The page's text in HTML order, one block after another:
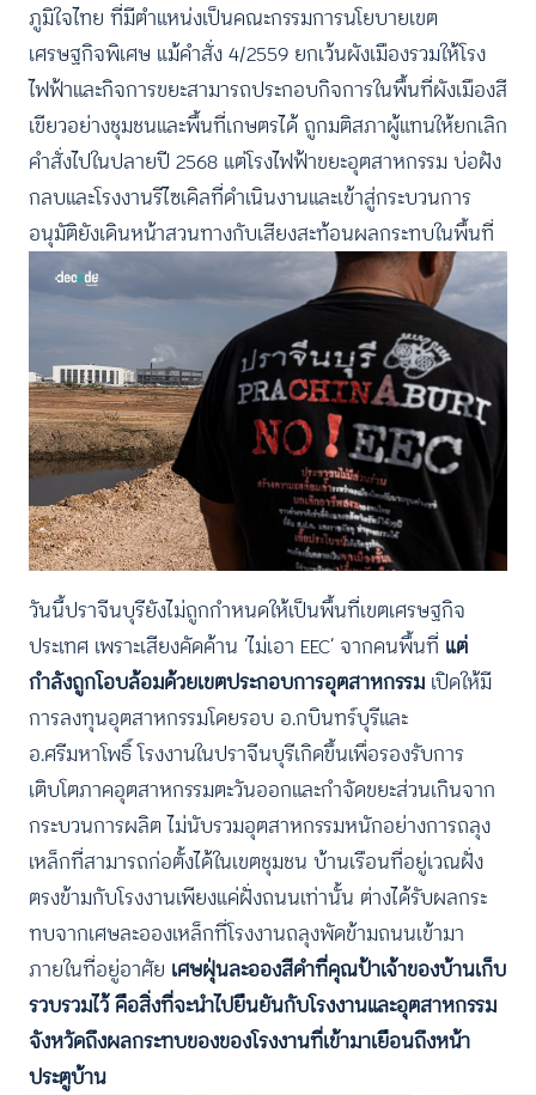
ภูมิใจไทย ที่มีตำแหน่งเป็นคณะกรรมการนโยบายเขต
เศรษฐกิจพิเศษ แม้คำสั่ง 4/2559 ยกเว้นผังเมืองรวมให้โรง
ไฟฟ้าและกิจการขยะสามารถประกอบกิจการในพื้นที่ผังเมืองสี
เขียวอย่างชุมชนและพื้นที่เกษตรได้ ถูกมติสภาผู้แทนให้ยกเลิก
คำสั่งไปในปลายปี 2568 แต่โรงไฟฟ้าขยะอุตสาหกรรม บ่อฝัง
กลบและโรงงานรีไซเคิลที่ดำเนินงานและเข้าสู่กระบวนการ
อนุมัติยังเดินหน้าสวนทางกับเสียงสะท้อนผลกระทบในพื้นที่
วันนี้ปราจีนบุรียังไม่ถูกกำหนดให้เป็นพื้นที่เขตเศรษฐกิจ
ประเทศ เพราะเสียงคัดค้าน ‘ไม่เอา EEC’ จากคนพื้นที่ แต่
กำลังถูกโอบล้อมด้วยเขตประกอบการอุตสาหกรรม เปิดให้มี
การลงทุนอุตสาหกรรมโดยรอบ อ.กบินทร์บุรีและ
อ.ศรีมหาโพธิ์ โรงงานในปราจีนบุรีเกิดขึ้นเพื่อรองรับการ
เติบโตภาคอุตสาหกรรมตะวันออกและกำจัดขยะส่วนเกินจาก
กระบวนการผลิต ไม่นับรวมอุตสาหกรรมหนักอย่างการถลุง
เหล็กที่สามารถก่อตั้งได้ในเขตชุมชน บ้านเรือนที่อยู่เวณฝั่ง
ตรงข้ามกับโรงงานเพียงแค่ฝั่งถนนเท่านั้น ต่างได้รับผลกระ
ทบจากเศษละอองเหล็กที่โรงงานถลุงพัดข้ามถนนเข้ามา
ภายในที่อยู่อาศัย เศษฝุ่นละอองสีดำที่คุณป้าเจ้าของบ้านเก็บ
รวบรวมไว้ คือสิ่งที่จะนำไปยืนยันกับโรงงานและอุตสาหกรรม
จังหวัดถึงผลกระทบของของโรงงานที่เข้ามาเยือนถึงหน้า
ประตูบ้าน